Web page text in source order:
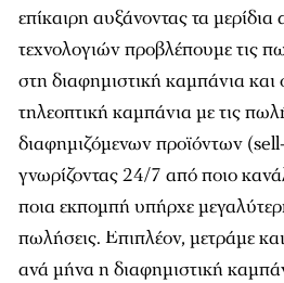
επίκαιρη αυξάνοντας τα
τεχνολογιών προβλέπουμε τις
στη διαφημιστική καμπάνια
τηλεοπτική καμπάνια με τις
διαφημιζόμενων προϊόντων
γνωρίζοντας 24/7 από ποιο
ποια εκπομπή υπήρχε
πωλήσεις. Επιπλέον, μετράμε
ανά μήνα η διαφημιστική